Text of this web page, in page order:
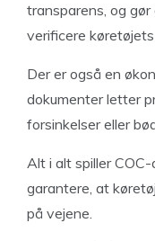
transparens, og
verificere
Der er også en
dokumenter letter
forsinkelser eller
Alt i alt spiller
garantere, at
på vejene.